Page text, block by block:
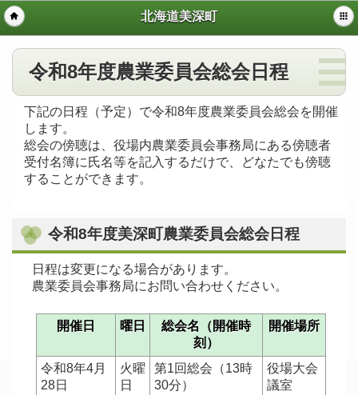
北海道美深町
令和8年度農業委員会総会日程
下記の日程（予定）で令和8年度農業委員会総会を開催
します。
総会の傍聴は、役場内農業委員会事務局にある傍聴者
受付名簿に氏名等を記入するだけで、どなたでも傍聴
することができます。
令和8年度美深町農業委員会総会日程
日程は変更になる場合があります。
農業委員会事務局にお問い合わせください。
開催日 曜日
総会名（開催時
刻）
開催場所
令和8年4月
28日
火曜
日
第1回総会（13時
30分）
役場大会
議室